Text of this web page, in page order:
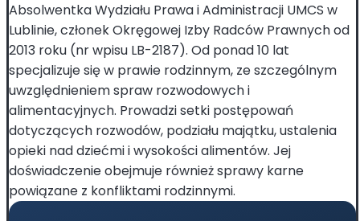
Absolwentka Wydziału Prawa i Administracji UMCS w
Lublinie, członek Okręgowej Izby Radców Prawnych od
2013 roku (nr wpisu LB-2187). Od ponad 10 lat
specjalizuje się w prawie rodzinnym, ze szczególnym
uwzględnieniem spraw rozwodowych i
alimentacyjnych. Prowadzi setki postępowań
dotyczących rozwodów, podziału majątku, ustalenia
opieki nad dziećmi i wysokości alimentów. Jej
doświadczenie obejmuje również sprawy karne
powiązane z konfliktami rodzinnymi.